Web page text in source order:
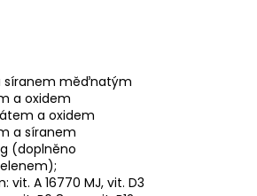
síranem měďnatým
a oxidem
a oxidem
a síranem
(doplněno
A 16770 MJ, vit. D3